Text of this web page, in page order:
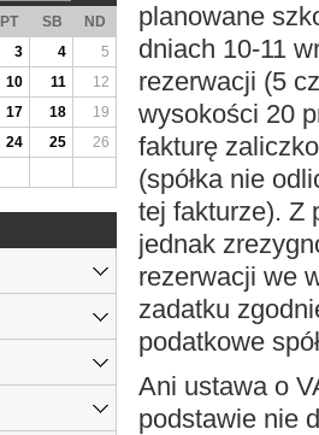
planowane
dniach 10-11
rezerwacji (5
wysokości 20
fakturę
(spółka nie
tej fakturze). Z
jednak
rezerwacji we
zadatku
podatkowe
Ani ustawa o
podstawie nie
PT SB
ND
3 4
5
10 11
12
17 18
19
24 25
26